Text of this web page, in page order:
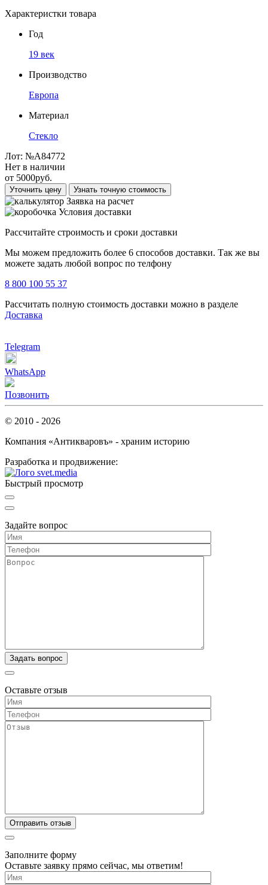
Характеристки товара
Год
19 век
Производство
Европа
Материал
Стекло
Лот: №А84772
Нет в наличии
от 5000руб.
Уточнить цену Узнать точную стоимость
Заявка на расчет
Условия доставки
Рассчитайте строимость и сроки доставки
Мы можем предложить более 6 способов доставки. Так же вы
можете задать любой вопрос по телфону
8 800 100 55 37
Рассчитать полную стоимость доставки можно в разделе
Доставка
Telegram
WhatsApp
Позвонить
© 2010 - 2026
Компания «Антикваровъ» - храним историю
Разработка и продвижение:
Быстрый просмотр
Задайте вопрос
Оставьте отзыв
Заполните форму
Оставьте заявку прямо сейчас, мы ответим!